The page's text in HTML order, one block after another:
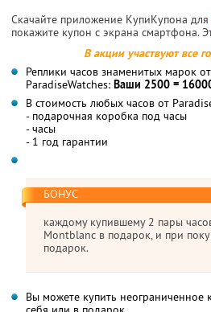
Скачайте приложение КупиКупона для
покажите купон с экрана смартфона.
В акции участвуют все
Реплики часов знаменитых марок
ParadiseWatches: Ваши 2500 =
В стоимость любых часов от
- подарочная коробка под часы
- часы
- 1 год гарантии
БОНУС
каждому купившему 2 пары
Montblanc в подарок, и при
подарок.
Вы можете купить неограниченное